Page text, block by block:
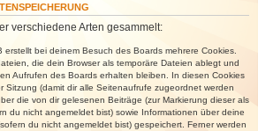
verschiedene Arten gesammelt:
erstellt bei deinem Besuch des Boards mehrere Cookies.
die dein Browser als temporäre Dateien ablegt und
Aufrufen des Boards erhalten bleiben. In diesen Cookies
Sitzung (damit dir alle Seitenaufrufe zugeordnet werden
die von dir gelesenen Beiträge (zur Markierung dieser als
du nicht angemeldet bist) sowie Informationen über deine
du nicht angemeldet bist) gespeichert. Ferner werden